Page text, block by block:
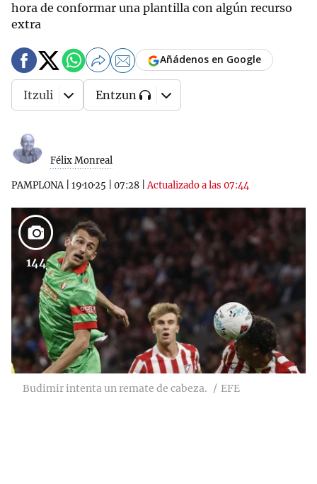
hora de conformar una plantilla con algún recurso
extra
Félix Monreal
PAMPLONA| 19·10·25 07:28 |Actualizado a las 07:44
Añádenos en Google
Itzuli Entzun
144
Budimir intenta un remate de cabeza. EFE